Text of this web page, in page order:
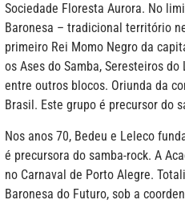
Sociedade Floresta Aurora. No
Baronesa – tradicional território
primeiro Rei Momo Negro da
os Ases do Samba, Seresteiros
entre outros blocos. Oriunda da
Brasil. Este grupo é precursor do
Nos anos 70, Bedeu e Leleco
é precursora do samba-rock. A
no Carnaval de Porto Alegre.
Baronesa do Futuro, sob a